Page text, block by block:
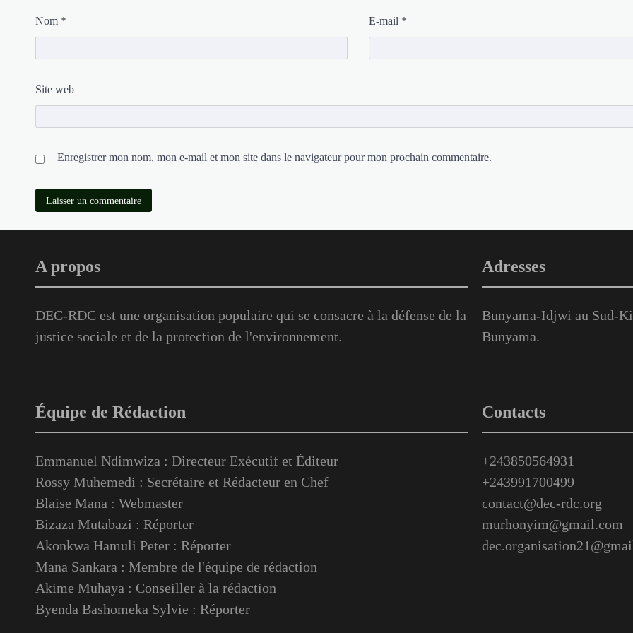
Nom * E-mail *
Site web
Enregistrer mon nom, mon e-mail et mon site dans le navigateur pour mon prochain commentaire.
A propos
DEC-RDC est une organisation populaire qui se consacre à la défense de la
justice sociale et de la protection de l'environnement.
Adresses
Bunyama-Idjwi au Sud-
Bunyama.
Équipe de Rédaction
Emmanuel Ndimwiza : Directeur Exécutif et Éditeur
Rossy Muhemedi : Secrétaire et Rédacteur en Chef
Blaise Mana : Webmaster
Bizaza Mutabazi : Réporter
Akonkwa Hamuli Peter : Réporter
Mana Sankara : Membre de l'équipe de rédaction
Akime Muhaya : Conseiller à la rédaction
Byenda Bashomeka Sylvie : Réporter
Contacts
+243850564931
+243991700499
contact@dec-rdc.org
murhonyim@gmail.com